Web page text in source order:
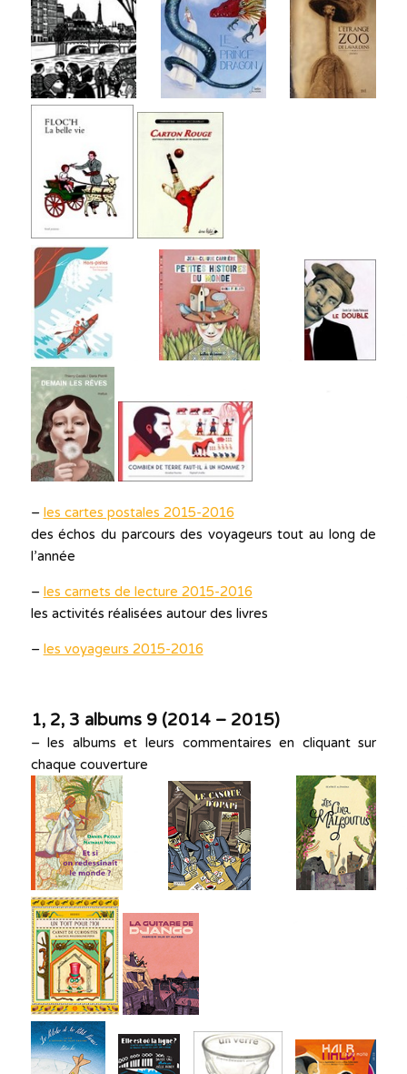
– les cartes postales 2015-2016
des échos du parcours des voyageurs tout au long de
l’année
– les carnets de lecture 2015-2016
les activités réalisées autour des livres
– les voyageurs 2015-2016
1, 2, 3 albums 9 (2014 – 2015)
– les albums et leurs commentaires en cliquant sur
chaque couverture